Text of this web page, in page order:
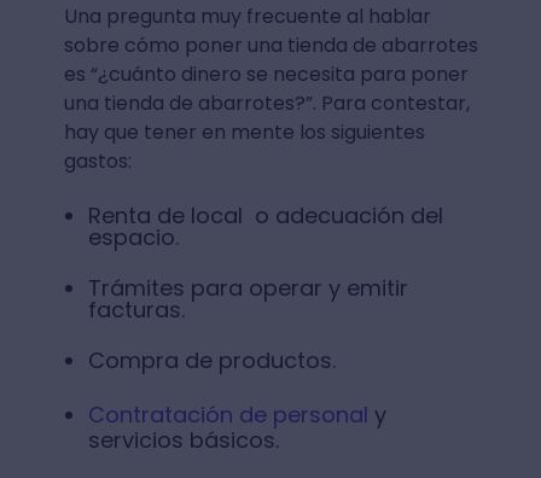
Una pregunta muy frecuente al hablar
sobre cómo poner una tienda de abarrotes
es “¿cuánto dinero se necesita para poner
una tienda de abarrotes?”. Para contestar,
hay que tener en mente los siguientes
gastos:
Renta de local o adecuación del
espacio.
Trámites para operar y emitir
facturas.
Compra de productos.
Contratación de personal y
servicios básicos.